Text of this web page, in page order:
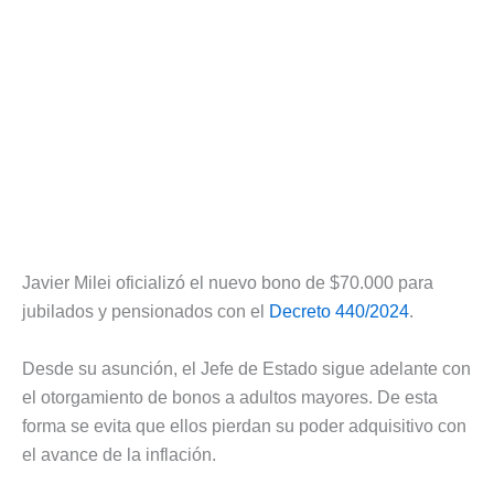
Javier Milei oficializó el nuevo bono de $70.000 para
jubilados y pensionados con el
Decreto 440/2024.
Desde su asunción, el Jefe de Estado sigue adelante con
el otorgamiento de bonos a adultos mayores. De esta
forma se evita que ellos pierdan su poder adquisitivo con
el avance de la inflación.